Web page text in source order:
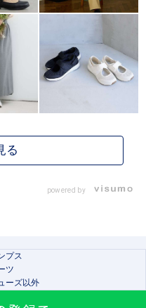
powered by
プス
ツ
ーズ以外